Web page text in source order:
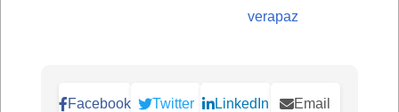
verapaz
Facebook Twitter LinkedIn Email